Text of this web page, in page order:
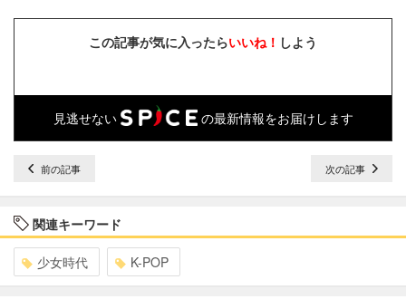
この記事が気に入ったらいいね！ しよう
見逃せない の最新情報をお届けします
前の記事 次の記事
関連キーワード
少女時代 K-POP